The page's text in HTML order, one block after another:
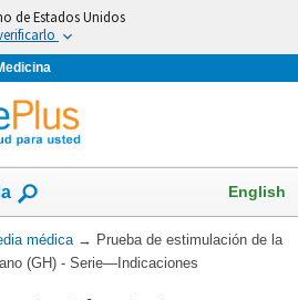
de Estados Unidos
English
médica → Prueba de estimulación de la
(GH) - Serie—Indicaciones